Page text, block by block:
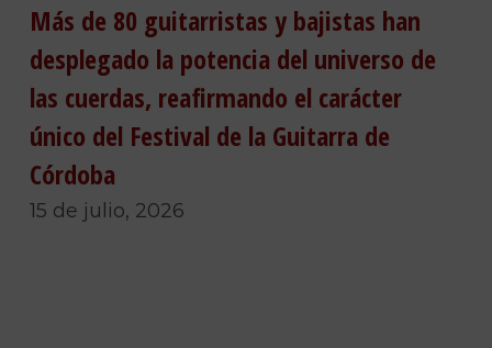
Más de 80 guitarristas y bajistas han
desplegado la potencia del universo de
las cuerdas, reafirmando el carácter
único del Festival de la Guitarra de
Córdoba
15 de julio, 2026